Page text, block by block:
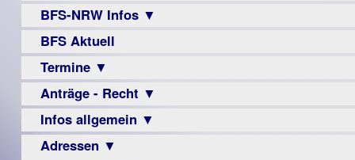
BFS-NRW Infos ▼
Über
uns
Infomaterial
▼
Visus
Zeitschrift
Berichte
▼
BFS Aktuell
Termine ▼
Veranstaltungsprogramme
Anträge - Recht ▼
Archiv
Urteile
Infos allgemein ▼
Sehbehinderung
Adressen ▼